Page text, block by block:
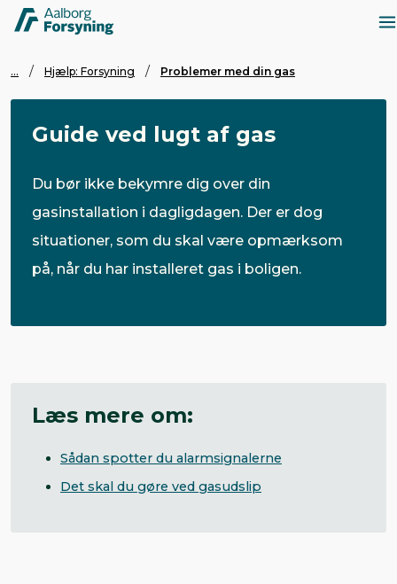
... Hjælp: Forsyning Problemer med din gas
Guide ved lugt af gas
Du bør ikke bekymre dig over din
gasinstallation i dagligdagen. Der er dog
situationer, som du skal være opmærksom
på, når du har installeret gas i boligen.
Læs mere om:
Sådan spotter du alarmsignalerne
Det skal du gøre ved gasudslip